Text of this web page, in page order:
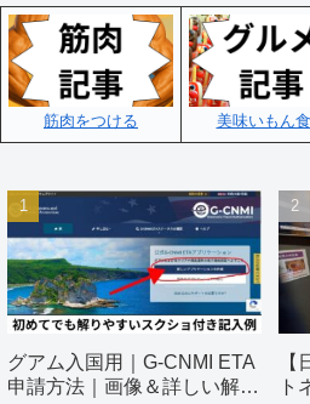
筋肉をつける 美味いもん
グアム入国用｜G-CNMI ETA
申請方法｜画像＆詳しい解説
ト